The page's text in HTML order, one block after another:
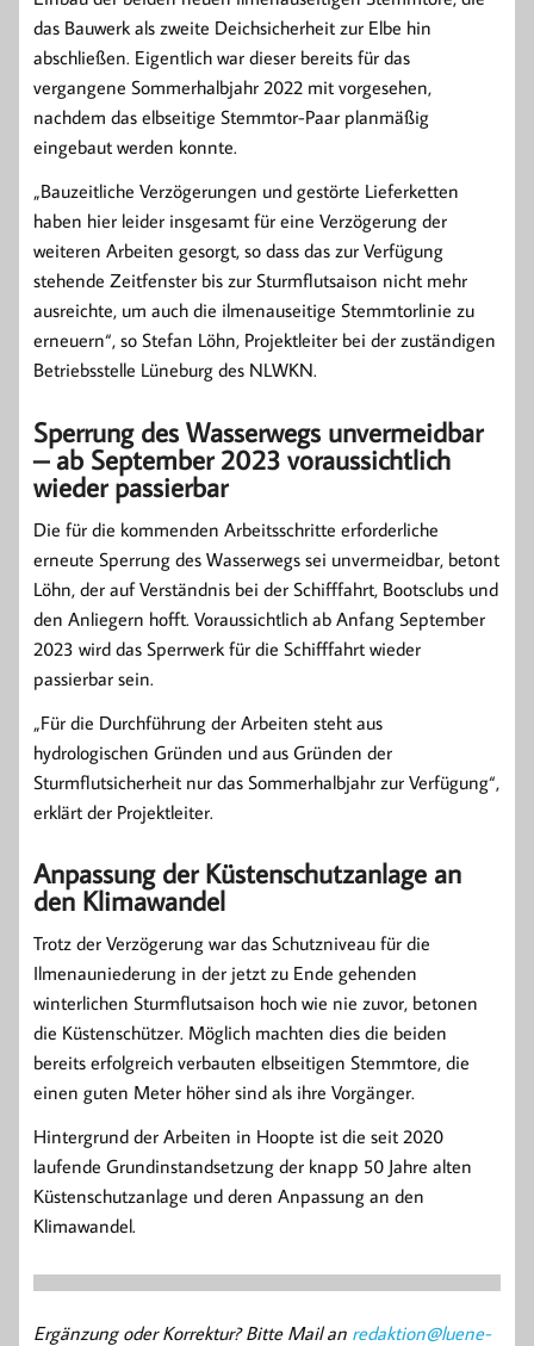
das Bauwerk als zweite Deichsicherheit zur Elbe hin
abschließen. Eigentlich war dieser bereits für das
vergangene Sommerhalbjahr 2022 mit vorgesehen,
nachdem das elbseitige Stemmtor-Paar planmäßig
eingebaut werden konnte.
„Bauzeitliche Verzögerungen und gestörte Lieferketten
haben hier leider insgesamt für eine Verzögerung der
weiteren Arbeiten gesorgt, so dass das zur Verfügung
stehende Zeitfenster bis zur Sturmflutsaison nicht mehr
ausreichte, um auch die ilmenauseitige Stemmtorlinie zu
erneuern“, so Stefan Löhn, Projektleiter bei der zuständigen
Betriebsstelle Lüneburg des NLWKN.
Sperrung des Wasserwegs unvermeidbar
– ab September 2023 voraussichtlich
wieder passierbar
Die für die kommenden Arbeitsschritte erforderliche
erneute Sperrung des Wasserwegs sei unvermeidbar, betont
Löhn, der auf Verständnis bei der Schifffahrt, Bootsclubs und
den Anliegern hofft. Voraussichtlich ab Anfang September
2023 wird das Sperrwerk für die Schifffahrt wieder
passierbar sein.
„Für die Durchführung der Arbeiten steht aus
hydrologischen Gründen und aus Gründen der
Sturmflutsicherheit nur das Sommerhalbjahr zur Verfügung“,
erklärt der Projektleiter.
Anpassung der Küstenschutzanlage an
den Klimawandel
Trotz der Verzögerung war das Schutzniveau für die
Ilmenauniederung in der jetzt zu Ende gehenden
winterlichen Sturmflutsaison hoch wie nie zuvor, betonen
die Küstenschützer. Möglich machten dies die beiden
bereits erfolgreich verbauten elbseitigen Stemmtore, die
einen guten Meter höher sind als ihre Vorgänger.
Hintergrund der Arbeiten in Hoopte ist die seit 2020
laufende Grundinstandsetzung der knapp 50 Jahre alten
Küstenschutzanlage und deren Anpassung an den
Klimawandel.
Ergänzung oder Korrektur? Bitte Mail an redaktion@luene-